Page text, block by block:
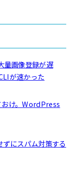
量画像登録が遅
が速かった
け。WordPress
にスパム対策する